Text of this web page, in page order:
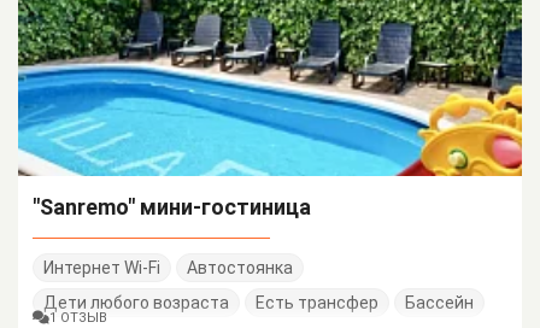
"Sanremo" мини-гостиница
Интернет Wi-Fi
Автостоянка
Дети любого возраста
Есть трансфер Бассейн
1 ОТЗЫВ